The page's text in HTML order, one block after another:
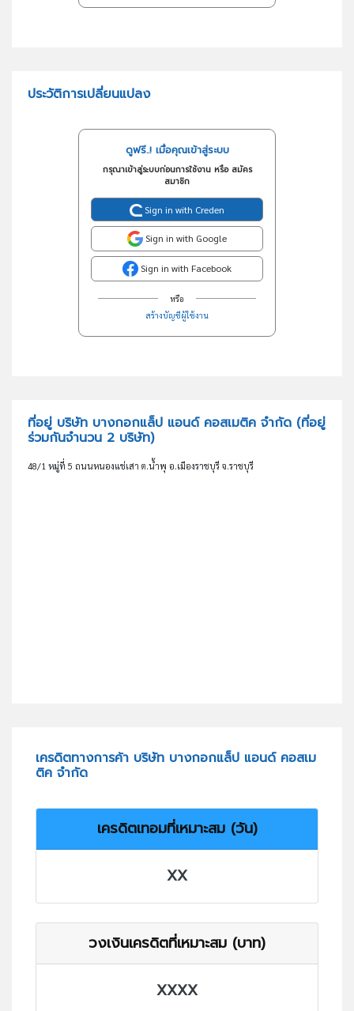
ประวัติการเปลี่ยนแปลง
ดูฟรี..! เมื่อคุณเข้าสู่ระบบ
กรุณาเข้าสู่ระบบก่อนการใช้งาน หรือ สมัคร
สมาชิก
Sign in with Creden
Sign in with Google
Sign in with Facebook
หรือ
สร้างบัญชีผู้ใช้งาน
ที่อยู่ บริษัท บางกอกแล็ป แอนด์ คอสเมติค จำกัด (ที่อยู่
ร่วมกันจำนวน 2 บริษัท)
48/1 หมู่ที่ 5 ถนนหนองแช่เสา ต.น้ำพุ อ.เมืองราชบุรี จ.ราชบุรี
เครดิตทางการค้า บริษัท บางกอกแล็ป แอนด์ คอสเม
ติค จำกัด
เครดิตเทอมที่เหมาะสม (วัน)
XX
วงเงินเครดิตที่เหมาะสม (บาท)
XXXX